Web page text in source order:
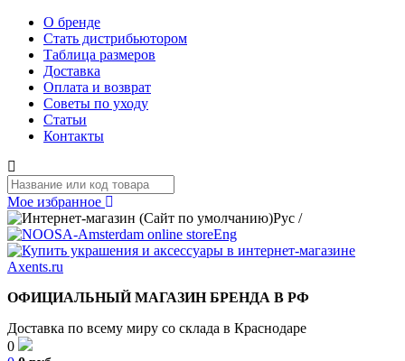
О бренде
Стать дистрибьютором
Таблица размеров
Доставка
Оплата и возврат
Советы по уходу
Статьи
Контакты
Мое избранное
Рус /
Eng
ОФИЦИАЛЬНЫЙ МАГАЗИН БРЕНДА В РФ
Доставка по всему миру со склада в Краснодаре
0